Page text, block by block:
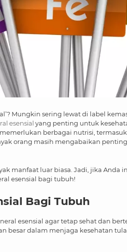
Mungkin sering lewat di label
esensial yang penting untuk
berbagai nutrisi,
orang masih mengabaikan
manfaat luar biasa. Jadi, jika Anda
esensial bagi tubuh!
Bagi Tubuh
esensial agar tetap sehat dan
besar dalam menjaga kesehatan